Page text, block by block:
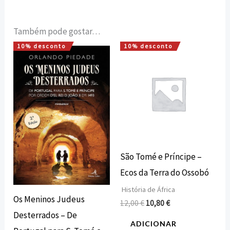
Também pode gostar…
10% desconto
Os Meninos Judeus
Desterrados – De
O
preço
original
era:
15,00 €.
O
preço
atual
é:
13,50 €.
10% desconto
São Tomé e Príncipe –
Ecos da Terra do Ossobó
História de África
12,00€
O
era:
12,00 €.
10,80€
O
é:
10,80 €.
ADICIONAR